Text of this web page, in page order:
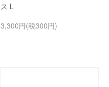
ス L
3,300円(税300円)